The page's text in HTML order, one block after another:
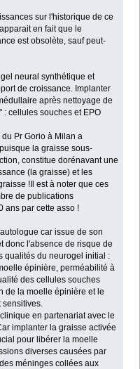
sur l'historique de ce
en fait que le
est obsolète, sauf peut-
neural synthétique et
de croissance. Implanter
après nettoyage de
: cellules souches et EPO
Pr Gorio à Milan a
la graisse sous-
constitue dorénavant une
(la graisse) et les
!Il est à noter que ces
de publications
ans par cette asso !
car issue de son
donc l'absence de risque de
qualités du neurogel initial :
épinière, perméabilité à
des cellules souches
de la moelle épinière et le
sensitives.
en partenariat avec le
implanter la graisse activée
pour libérer la moelle
diverses causées par
méninges collées aux